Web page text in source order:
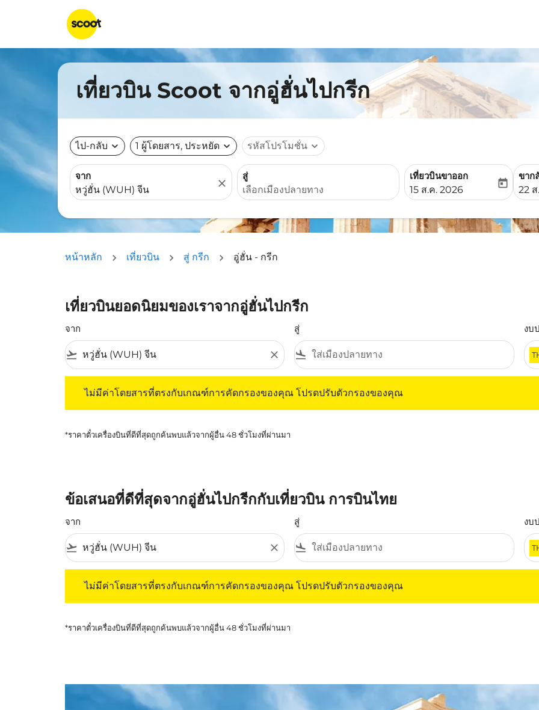
เที่ยวบิน Scoot จากอู่ฮั่นไปกรีก
ไป-กลับ expand_more 1 ผู้โดยสาร, ประหยัด expand_more รหัสโปรโมชั่น expand_more
จาก
close
สู่
เที่ยวบินขาออก
fc-booking-departure-
15 ส.ค. 2026
today
ขาก
fc-
22
หน้าหลัก เที่ยวบิน สู่ กรีก อู่ฮั่น - กรีก
เที่ยวบินยอดนิยมของเราจากอู่ฮั่นไปกรีก
จาก
flight_takeoff close
สู่
flight_land
งบ
ไม่มีค่าโดยสารที่ตรงกับเกณฑ์การคัดกรองของคุณ โปรดปรับตัวกรองของคุณ
*ราคาตั๋วเครื่องบินที่ดีที่สุดถูกค้นพบแล้วจากผู้อื่น 48 ชั่วโมงที่ผ่านมา
ข้อเสนอที่ดีที่สุดจากอู่ฮั่นไปกรีกกับเที่ยวบิน การบินไทย
จาก
flight_takeoff close
สู่
flight_land
งบ
ไม่มีค่าโดยสารที่ตรงกับเกณฑ์การคัดกรองของคุณ โปรดปรับตัวกรองของคุณ
*ราคาตั๋วเครื่องบินที่ดีที่สุดถูกค้นพบแล้วจากผู้อื่น 48 ชั่วโมงที่ผ่านมา